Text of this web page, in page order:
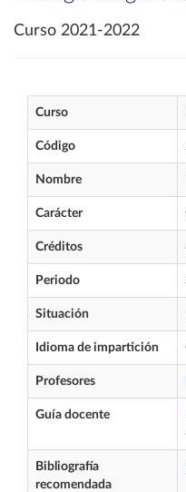
Curso 2021-2022
Curso
Código
Nombre
Carácter
Créditos
Periodo
Situación
Idioma de impartición
Profesores
Guía docente
Bibliografía
recomendada